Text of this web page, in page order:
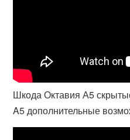
Шкода Октавия А5
A5 дополнительные